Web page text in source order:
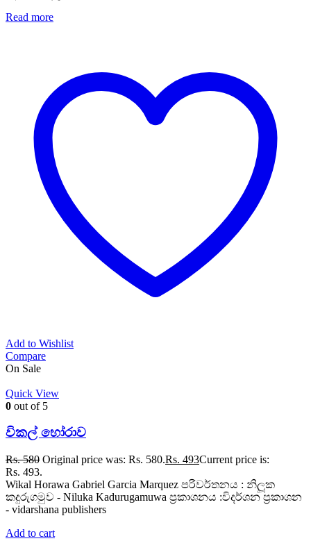
Read more
Add to Wishlist
Compare
On Sale
Quick View
0 out of 5
විකල් හෝරාව
Rs.580 Original price was: Rs. 580.Rs. 493Current price is:
Rs. 493.
Wikal Horawa Gabriel Garcia Marquez පරිවර්තනය : නිලූක
කදුරුගමුව - Niluka Kadurugamuwa ප්‍රකාශනය :විදර්ශන ප්‍රකාශන
- vidarshana publishers
Add to cart